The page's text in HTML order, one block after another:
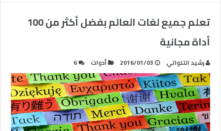
تعلم جميع لغات العالم بفضل أكثر من 100
أداة مجانية
رشيد التلواتي 2016/01/03 أدوات 6